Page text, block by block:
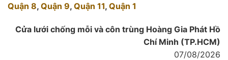
Quận 8, Quận 9, Quận 11, Quận 1
Cửa lưới chống mỗi và côn trùng Hoàng Gia Phát Hồ
Chí Minh (TP.HCM)
07/08/2026